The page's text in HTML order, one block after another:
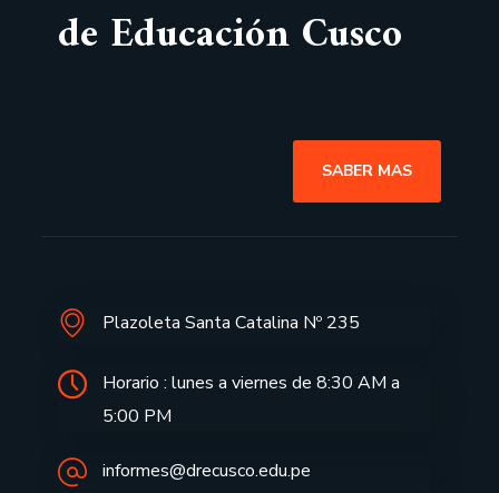
de Educación Cusco
SABER MAS
Plazoleta Santa Catalina Nº 235
Horario : lunes a viernes de 8:30 AM a
5:00 PM
informes@drecusco.edu.pe